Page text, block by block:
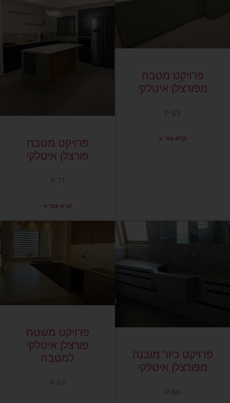
פרויקט מטבח
מפורצלן איטלקי
P-83
קרא עוד »
פרויקט מטבח
פורצלן איטלקי
P-71
קרא עוד »
פרויקט כיור מובנה
מפורצלן איטלקי
P-68
פרויקט משטח
פורצלן איטלקי
למטבח
P-67